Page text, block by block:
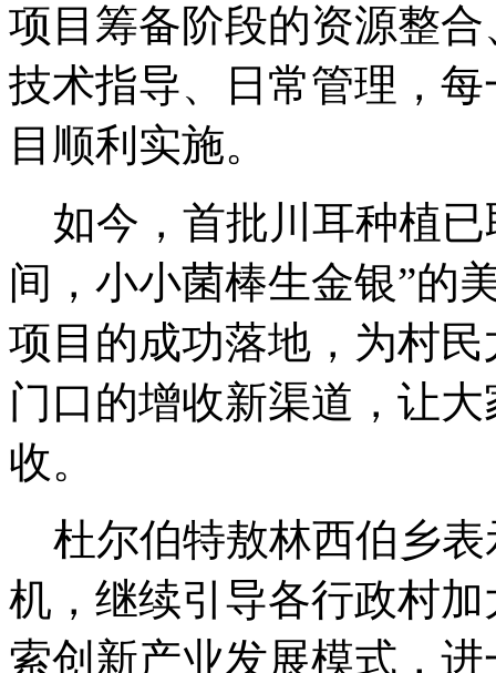
项目筹备阶段的资源整
技术指导、日常管理，
目顺利实施。
如今，首批川耳种植已
间，小小菌棒生金银”的
项目的成功落地，为村
门口的增收新渠道，让
收。
杜尔伯特敖林西伯乡表
机，继续引导各行政村
索创新产业发展模式，